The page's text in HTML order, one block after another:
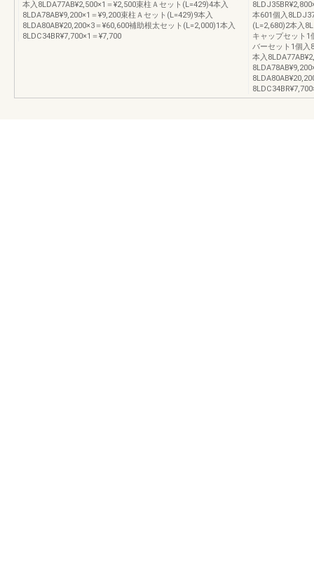
本入8LDA77AB¥2,500×1＝¥2,500束柱Ａセット(L=429)4本入
8LDA78AB¥9,200×1＝¥9,200束柱Ａセット(L=429)9本入
8LDA80AB¥20,200×3＝¥60,600補助根太セット(L=2,000)1本入
8LDC34BR¥7,700×1＝¥7,700
本601個入
(L=2,680)2本入
キャップセット1
バーセット1個入
本入